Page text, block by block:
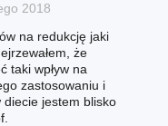
2018
na redukcję jaki
że
taki wpływ na
zastosowaniu i
jestem blisko